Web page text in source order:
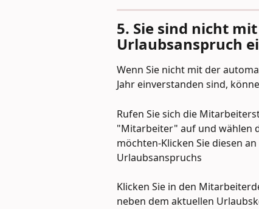
5. Sie sind nicht
Urlaubsanspruch
Wenn Sie nicht mit der
Jahr einverstanden sind,
Rufen Sie sich die
"Mitarbeiter" auf und wählen
möchten-Klicken Sie diesen
Urlaubsanspruchs
Klicken Sie in den
neben dem aktuellen